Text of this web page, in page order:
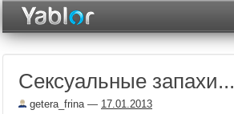
Неделя
Сексуальные запахи...
getera_frina— 17.01.2013